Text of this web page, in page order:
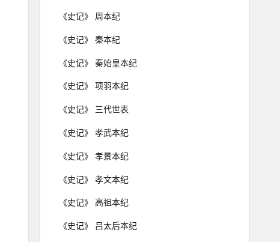
《史记》 周本纪
《史记》 秦本纪
《史记》 秦始皇本纪
《史记》 项羽本纪
《史记》 三代世表
《史记》 孝武本纪
《史记》 孝景本纪
《史记》 孝文本纪
《史记》 高祖本纪
《史记》 吕太后本纪